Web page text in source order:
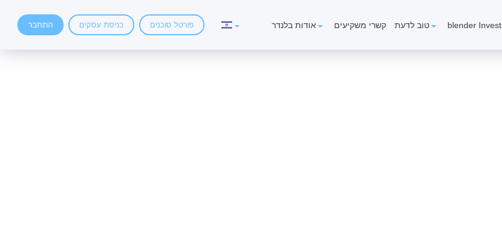
blender Invest טוב לדעת קשרי משקיעים אודות בלנדר פורטל סוכנים כניסת עסקים התחבר